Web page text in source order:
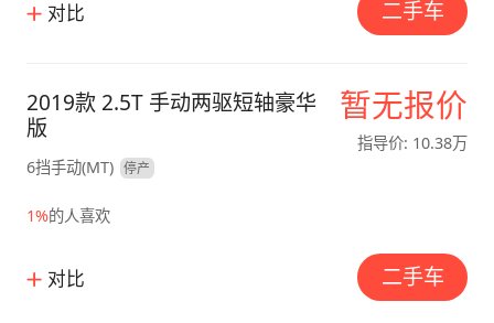
对比 二手车
暂无报价
指导价: 10.38万
2019款 2.5T 手动两驱短轴豪华
版
6挡手动(MT) 停产
1%的人喜欢
对比 二手车